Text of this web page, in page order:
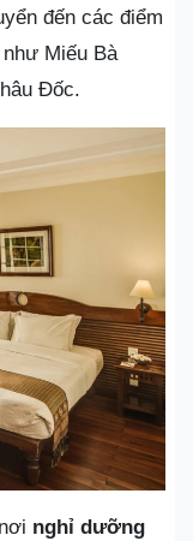
đến các điểm
Miếu Bà
Đốc.
nghỉ dưỡng